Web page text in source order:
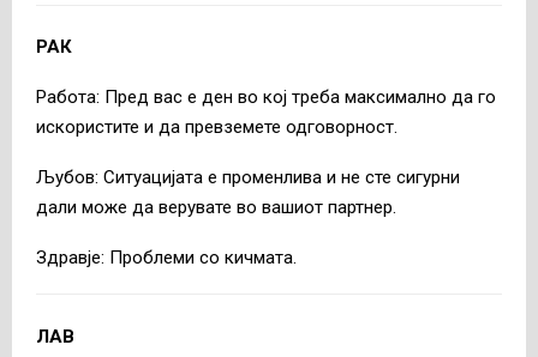
РАК
Работа: Пред вас е ден во кој треба максимално да го
искористите и да превземете одговорност.
Љубов: Ситуацијата е променлива и не сте сигурни
дали може да верувате во вашиот партнер.
Здравје: Проблеми со кичмата.
ЛАВ